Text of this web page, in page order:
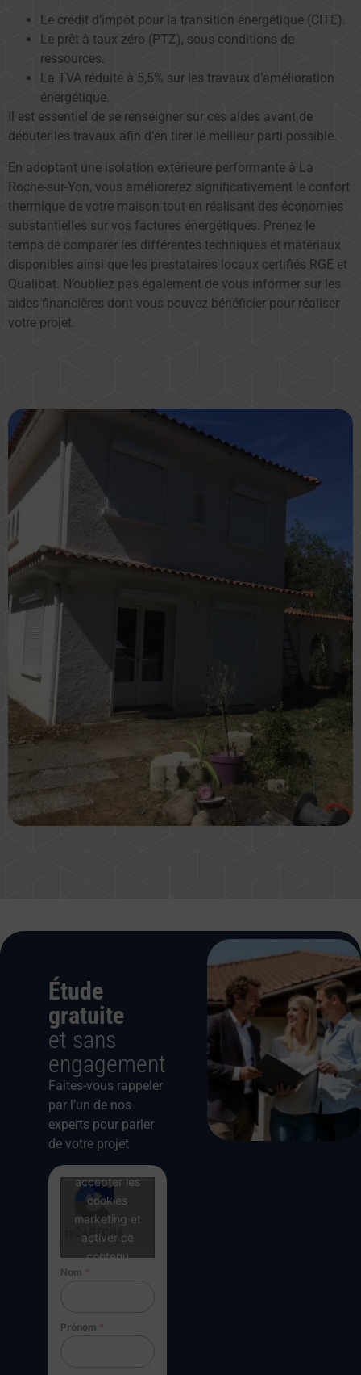
Le crédit d’impôt pour la transition énergétique (CITE).
Le prêt à taux zéro (PTZ), sous conditions de
ressources.
La TVA réduite à 5,5% sur les travaux d’amélioration
énergétique.
Il est essentiel de se renseigner sur ces aides avant de
débuter les travaux afin d’en tirer le meilleur parti possible.
En adoptant une isolation extérieure performante à La
Roche-sur-Yon, vous améliorerez significativement le confort
thermique de votre maison tout en réalisant des économies
substantielles sur vos factures énergétiques. Prenez le
temps de comparer les différentes techniques et matériaux
disponibles ainsi que les prestataires locaux certifiés RGE et
Qualibat. N’oubliez pas également de vous informer sur les
aides financières dont vous pouvez bénéficier pour réaliser
votre projet.
Étude
gratuite
et sans
engagement
Faites-vous rappeler
par l’un de nos
experts pour parler
de votre projet
Cliquez pour
accepter les
cookies
marketing et
activer ce
contenu
Nom *
Prénom *